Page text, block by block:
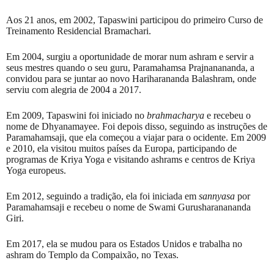
Aos 21 anos, em 2002, Tapaswini participou do primeiro Curso de
Treinamento Residencial Bramachari.
Em 2004, surgiu a oportunidade de morar num ashram e servir a
seus mestres quando o seu guru, Paramahamsa Prajnanananda, a
convidou para se juntar ao novo Hariharananda Balashram, onde
serviu com alegria de 2004 a 2017.
Em 2009, Tapaswini foi iniciado no brahmacharya e recebeu o
nome de Dhyanamayee. Foi depois disso, seguindo as instruções de
Paramahamsaji, que ela começou a viajar para o ocidente. Em 2009
e 2010, ela visitou muitos países da Europa, participando de
programas de Kriya Yoga e visitando ashrams e centros de Kriya
Yoga europeus.
Em 2012, seguindo a tradição, ela foi iniciada em sannyasa por
Paramahamsaji e recebeu o nome de Swami Gurusharanananda
Giri.
Em 2017, ela se mudou para os Estados Unidos e trabalha no
ashram do Templo da Compaixão, no Texas.